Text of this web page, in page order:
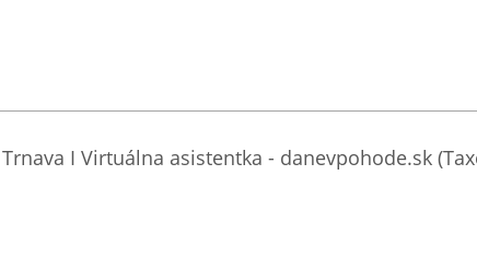
I Virtuálna asistentka - danevpohode.sk